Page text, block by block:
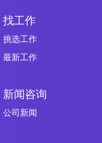
找工作
挑选工作
最新工作
新闻咨询
公司新闻